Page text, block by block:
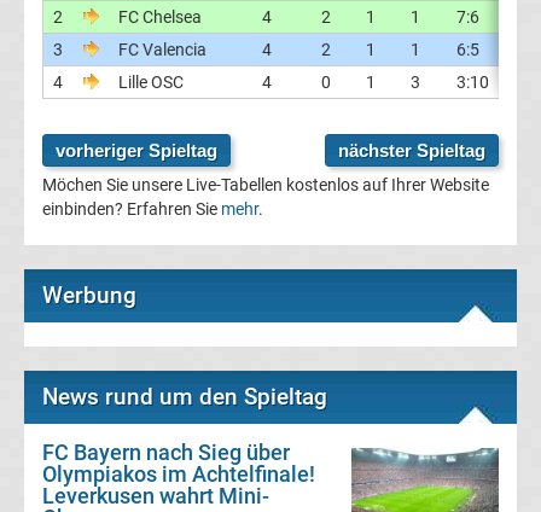
Transfergerüchte
Transferticker
-
Meldungen
vom
Transfermarkt
Trainerentlassungen
Bundesliga
Porträts
2
FC Chelsea 4 2 1 1 7:6
3
FC Valencia 4 2 1 1 6:5
4
Lille OSC 4 0 1 3 3:10
vorheriger Spieltag nächster Spieltag
Möchen Sie unsere Live-Tabellen kostenlos auf Ihrer Website
einbinden? Erfahren Sie mehr.
Werbung
News rund um den Spieltag
FC Bayern nach Sieg über
Olympiakos im Achtelfinale!
Leverkusen wahrt Mini-